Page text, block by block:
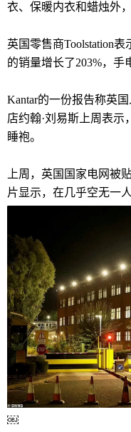
衣、保暖内衣和蜡烛外
英国零售商Toolstation
的销量增长了203%，手
Kantar的一份报告称英
店约翰·刘易斯上周表示
睡袍。
上周，英国国家电网被
片显示，在几乎空无一
￼